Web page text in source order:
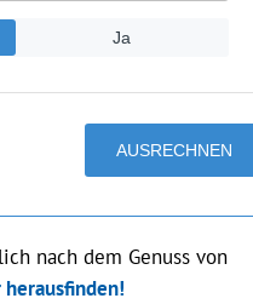
nach dem Genuss von